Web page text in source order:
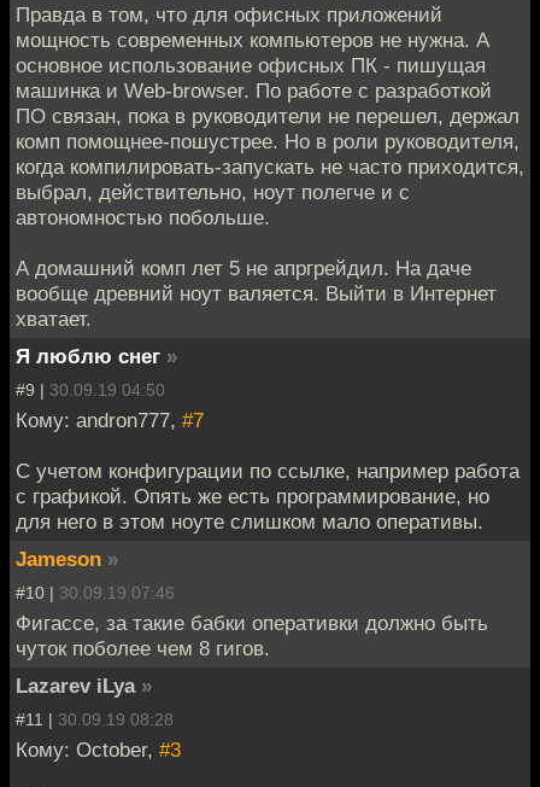
Правда в том, что для офисных приложений
мощность современных компьютеров не нужна. А
основное использование офисных ПК - пишущая
машинка и Web-browser. По работе с разработкой
ПО связан, пока в руководители не перешел, держал
комп помощнее-пошустрее. Но в роли руководителя,
когда компилировать-запускать не часто приходится,
выбрал, действительно, ноут полегче и с
автономностью побольше.
А домашний комп лет 5 не апргрейдил. На даче
вообще древний ноут валяется. Выйти в Интернет
хватает.
Я люблю снег »
#9 | 30.09.19 04:50
Кому: andron777, #7
С учетом конфигурации по ссылке, например работа
с графикой. Опять же есть программирование, но
для него в этом ноуте слишком мало оперативы.
Jameson »
#10 | 30.09.19 07:46
Фигассе, за такие бабки оперативки должно быть
чуток поболее чем 8 гигов.
Lazarev iLya »
#11 | 30.09.19 08:28
Кому: October, #3